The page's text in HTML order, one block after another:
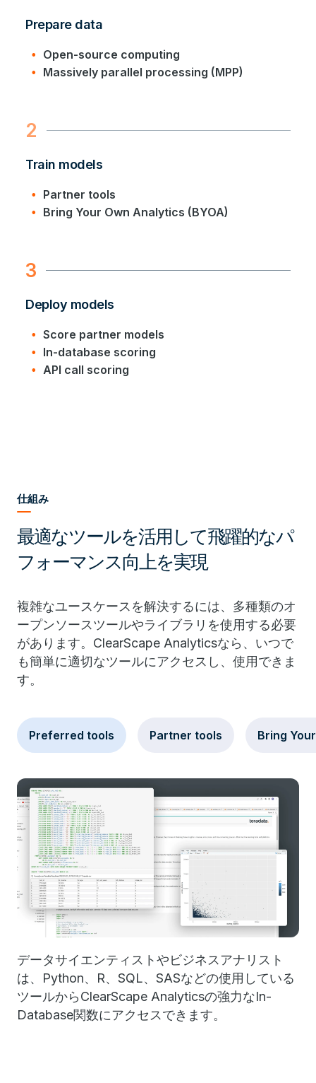
Prepare data
Open-source computing
Massively parallel processing (MPP)
2
Train models
Partner tools
Bring Your Own Analytics (BYOA)
3
Deploy models
Score partner models
In-database scoring
API call scoring
仕組み
最適なツールを活用して飛躍的なパ
フォーマンス向上を実現
複雑なユースケースを解決するには、多種類のオ
ープンソースツールやライブラリを使用する必要
があります。ClearScape Analyticsなら、いつで
も簡単に適切なツールにアクセスし、使用できま
す。
Preferred tools Partner tools Bring
データサイエンティストやビジネスアナリスト
は、Python、R、SQL、SASなどの使用している
ツールからClearScape Analyticsの強力なIn-
Database関数にアクセスできます。